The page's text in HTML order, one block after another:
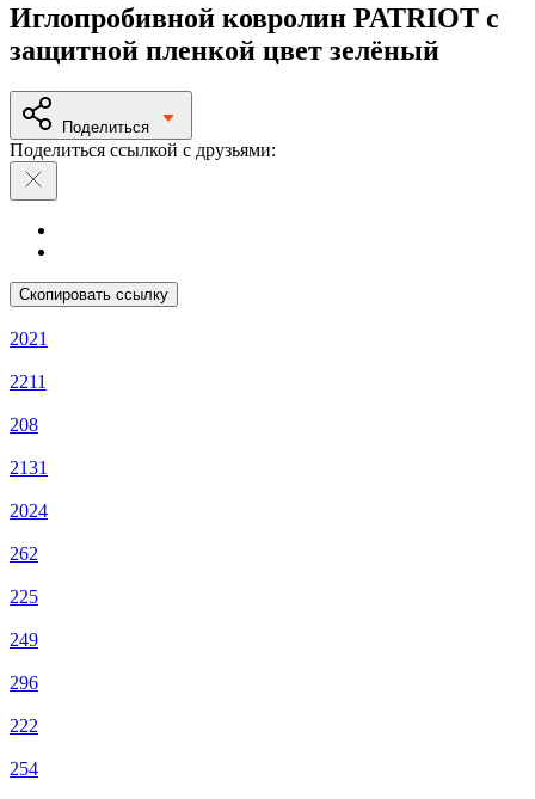
Иглопробивной ковролин PATRIOT с
защитной пленкой цвет зелёный
Поделиться
Поделиться ссылкой с друзьями:
Скопировать ссылку
2021
2211
208
2131
2024
262
225
249
296
222
254